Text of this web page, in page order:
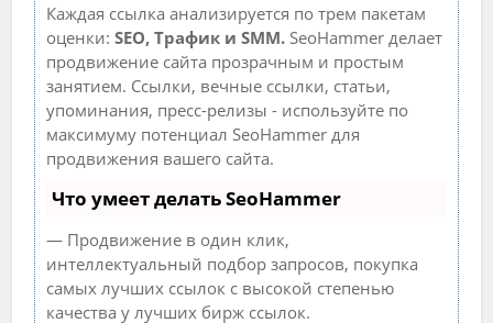
Каждая ссылка анализируется по трем пакетам
оценки:SEO, Трафик и SMM. SeoHammer делает
продвижение сайта прозрачным и простым
занятием. Ссылки, вечные ссылки, статьи,
упоминания, пресс-релизы - используйте по
максимуму потенциал SeoHammer для
продвижения вашего сайта.
Что умеет делать SeoHammer
— Продвижение в один клик,
интеллектуальный подбор запросов, покупка
самых лучших ссылок с высокой степенью
качества у лучших бирж ссылок.